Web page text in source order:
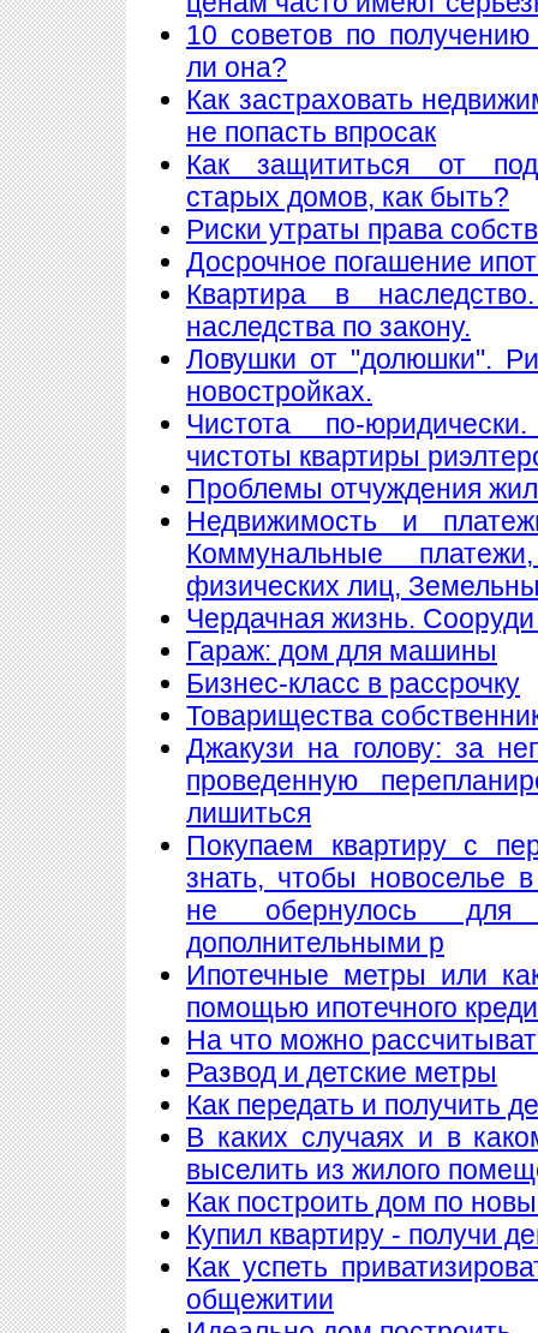
10 советов по
ли она?
Как застраховать
не попасть впросак
Как защититься от
старых домов, как быть?
Риски утраты права
Досрочное погашение
Квартира в
наследства по закону.
Ловушки от "долюшки".
новостройках.
Чистота по-
чистоты квартиры
Проблемы отчуждения
Недвижимость и
Коммунальные
физических лиц,
Чердачная жизнь.
Гараж: дом для машины
Бизнес-класс в рассрочку
Товарищества
Джакузи на голову: за
проведенную
лишиться
Покупаем квартиру с
знать, чтобы новоселье
не обернулось
дополнительными р
Ипотечные метры или
помощью ипотечного
На что можно
Развод и детские метры
Как передать и получить
В каких случаях и в
выселить из жилого
Как построить дом по
Купил квартиру - получи
Как успеть
общежитии